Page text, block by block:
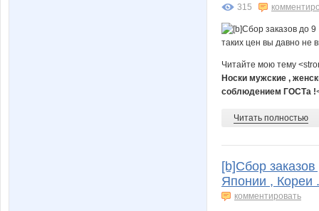
315
Читайте мою тему
Носки мужские ,
соблюдением ГОСТа !
Читать полностью
[b]Сбор
Японии , Кореи
комментировать